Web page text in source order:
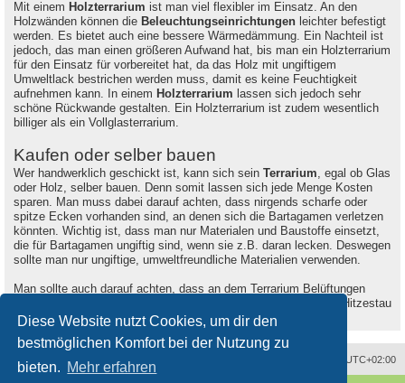
Diese Website nutzt Cookies, um dir den
bestmöglichen Komfort bei der Nutzung zu
bieten. Mehr erfahren
Mit einem Holzterrarium ist man viel flexibler im Einsatz. An den
Holzwänden können die Beleuchtungseinrichtungen leichter befestigt
werden. Es bietet auch eine bessere Wärmedämmung. Ein Nachteil ist
jedoch, das man einen größeren Aufwand hat, bis man ein Holzterrarium
für den Einsatz für vorbereitet hat, da das Holz mit ungiftigem
Umweltlack bestrichen werden muss, damit es keine Feuchtigkeit
aufnehmen kann. In einem Holzterrarium lassen sich jedoch sehr
schöne Rückwande gestalten. Ein Holzterrarium ist zudem wesentlich
billiger als ein Vollglasterrarium.
Kaufen oder selber bauen
Wer handwerklich geschickt ist, kann sich sein Terrarium, egal ob Glas
oder Holz, selber bauen. Denn somit lassen sich jede Menge Kosten
sparen. Man muss dabei darauf achten, dass nirgends scharfe oder
spitze Ecken vorhanden sind, an denen sich die Bartagamen verletzen
könnten. Wichtig ist, dass man nur Materialen und Baustoffe einsetzt,
die für Bartagamen ungiftig sind, wenn sie z.B. daran lecken. Deswegen
sollte man nur ungiftige, umweltfreundliche Materialien verwenden.
Man sollte auch darauf achten, dass an dem Terrarium Belüftungen
eingebaut werden oder integriert sind, damit es nicht zu einem Hitzestau
kommt und die Luft zirkulieren kann.
UTC+02:00